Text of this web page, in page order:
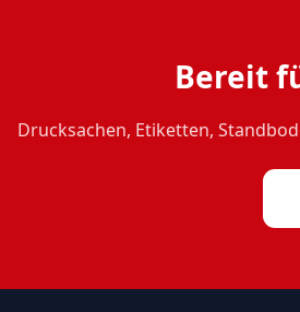
Bereit
Drucksachen, Etiketten,